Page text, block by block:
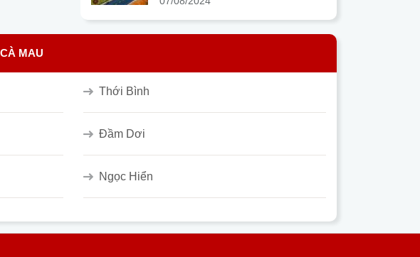
MAU
Thới Bình
Đầm Dơi
Ngọc Hiển